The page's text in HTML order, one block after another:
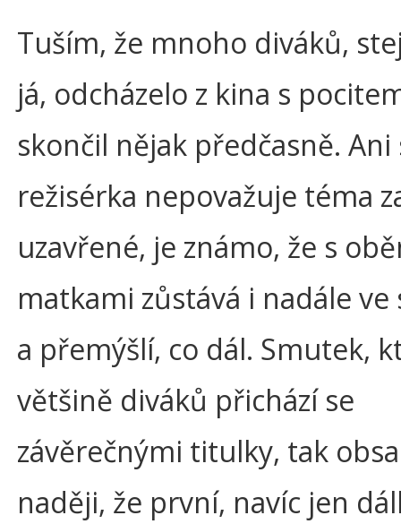
Tuším, že mnoho diváků,
já, odcházelo z kina s
skončil nějak předčasně. Ani
režisérka nepovažuje téma
uzavřené, je známo, že s
matkami zůstává i nadále ve
a přemýšlí, co dál. Smutek,
většině diváků přichází se
závěrečnými titulky, tak
naději, že první, navíc jen